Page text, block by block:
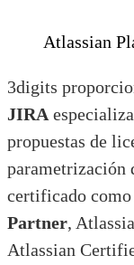
Atlassian
3digits
JIRA
propuestas de
parametrización
certificado como
Partner,
Atlassian